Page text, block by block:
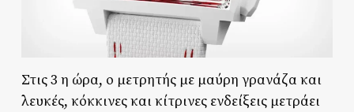
Στις 3 η ώρα, ο μετρητής με μαύρη γρανάζα και
λευκές, κόκκινες και κίτρινες ενδείξεις μετράει